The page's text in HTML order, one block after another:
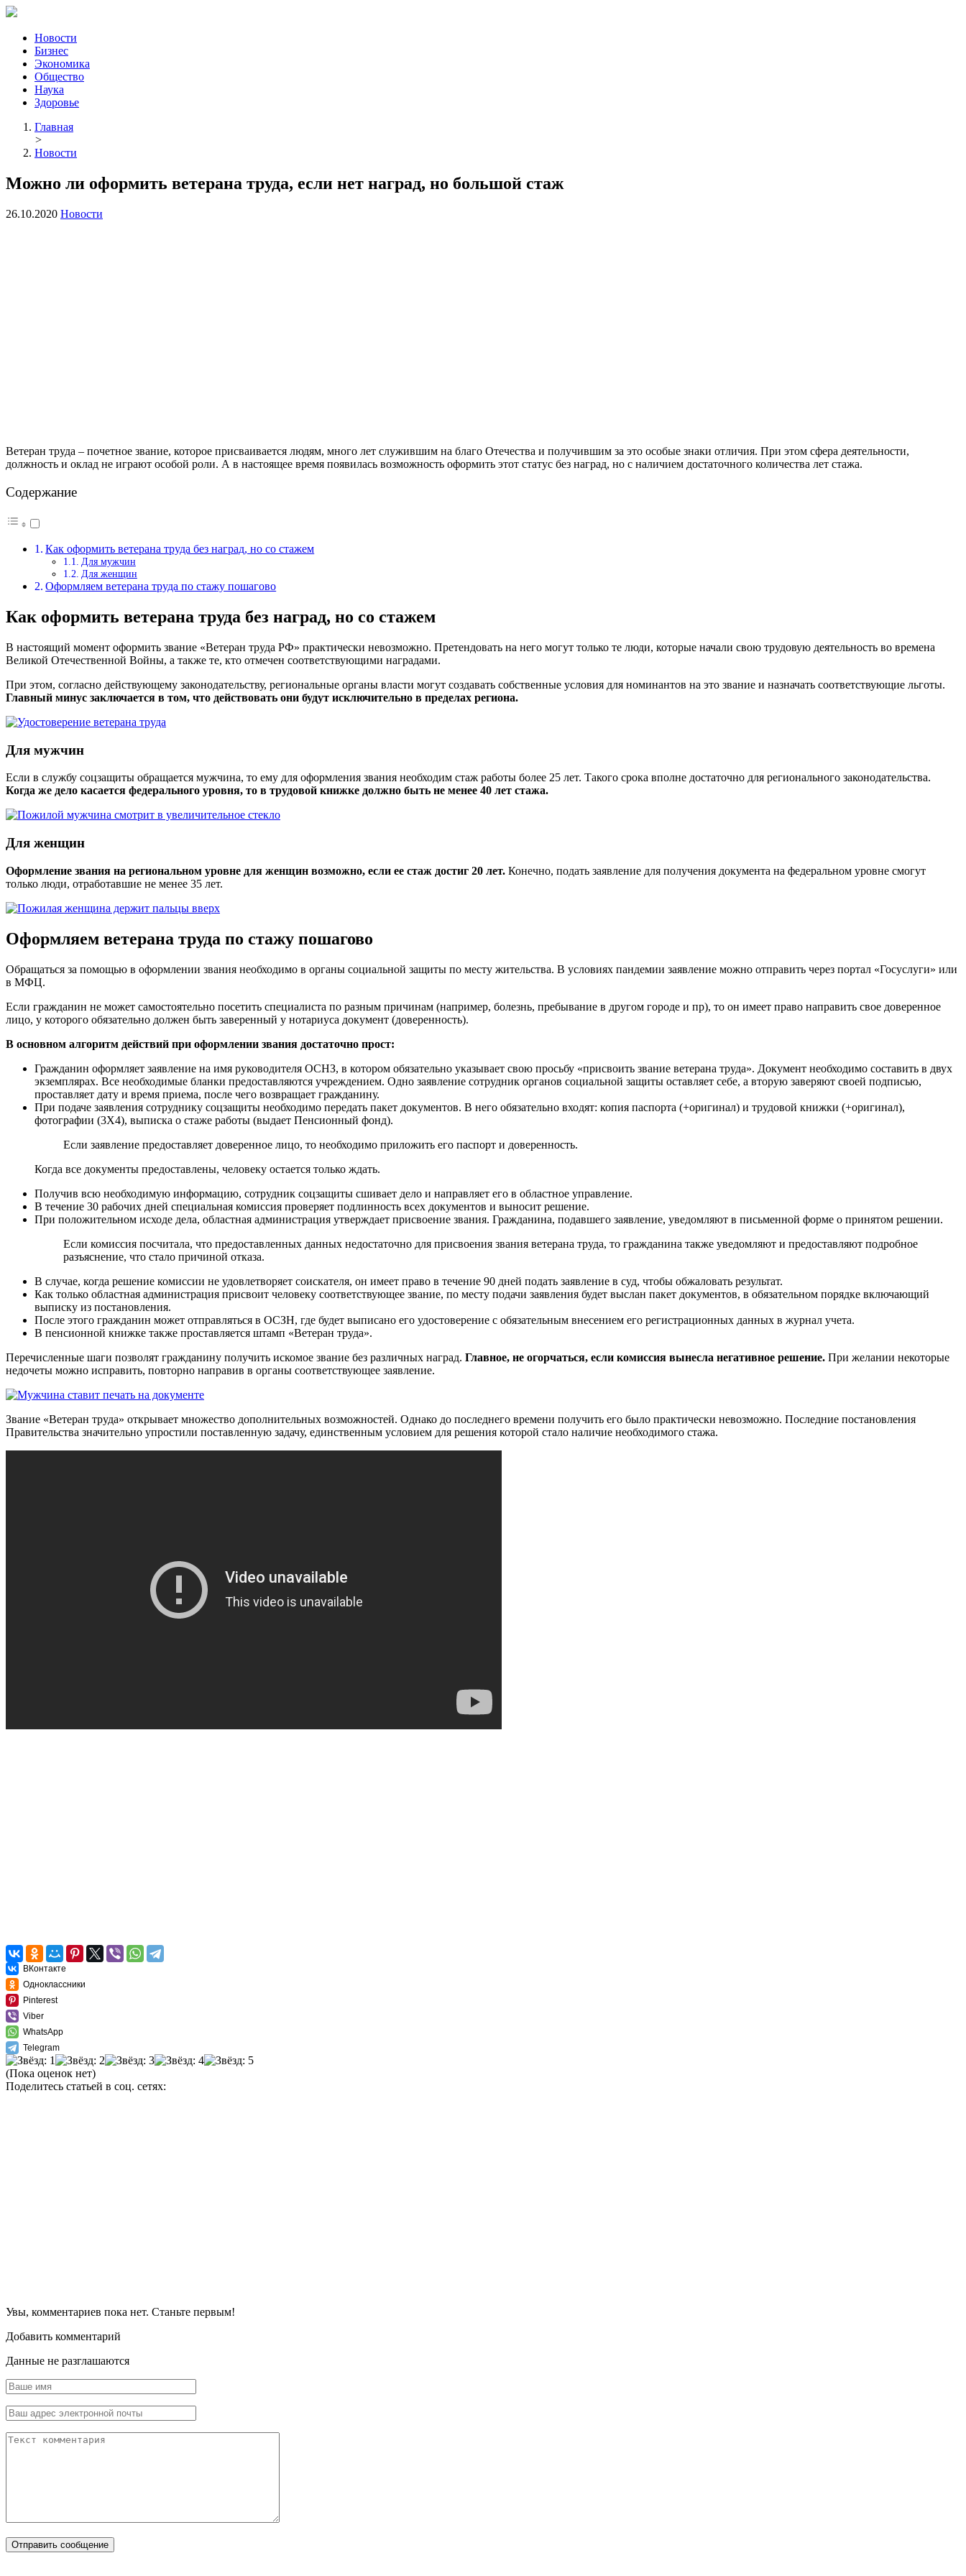
Новости
Бизнес
Экономика
Общество
Наука
Здоровье
Главная
>
Новости
Можно ли оформить ветерана труда, если нет наград, но большой стаж
26.10.2020 Новости
Ветеран труда – почетное звание, которое присваивается людям, много лет служившим на благо Отечества и получившим за это особые знаки отличия. При этом сфера деятельности,
должность и оклад не играют особой роли. А в настоящее время появилась возможность оформить этот статус без наград, но с наличием достаточного количества лет стажа.
Содержание
Как оформить ветерана труда без наград, но со стажем
Для мужчин
Для женщин
Оформляем ветерана труда по стажу пошагово
Как оформить ветерана труда без наград, но со стажем
В настоящий момент оформить звание «Ветеран труда РФ» практически невозможно. Претендовать на него могут только те люди, которые начали свою трудовую деятельность во времена
Великой Отечественной Войны, а также те, кто отмечен соответствующими наградами.
При этом, согласно действующему законодательству, региональные органы власти могут создавать собственные условия для номинантов на это звание и назначать соответствующие льготы.
Главный минус заключается в том, что действовать они будут исключительно в пределах региона.
Для мужчин
Если в службу соцзащиты обращается мужчина, то ему для оформления звания необходим стаж работы более 25 лет. Такого срока вполне достаточно для регионального законодательства.
Когда же дело касается федерального уровня, то в трудовой книжке должно быть не менее 40 лет стажа.
Для женщин
Оформление звания на региональном уровне для женщин возможно, если ее стаж достиг 20 лет. Конечно, подать заявление для получения документа на федеральном уровне смогут
только люди, отработавшие не менее 35 лет.
Оформляем ветерана труда по стажу пошагово
Обращаться за помощью в оформлении звания необходимо в органы социальной защиты по месту жительства. В условиях пандемии заявление можно отправить через портал «Госуслуги» или
в МФЦ.
Если гражданин не может самостоятельно посетить специалиста по разным причинам (например, болезнь, пребывание в другом городе и пр), то он имеет право направить свое доверенное
лицо, у которого обязательно должен быть заверенный у нотариуса документ (доверенность).
В основном алгоритм действий при оформлении звания достаточно прост:
Гражданин оформляет заявление на имя руководителя ОСНЗ, в котором обязательно указывает свою просьбу «присвоить звание ветерана труда». Документ необходимо составить в двух
экземплярах. Все необходимые бланки предоставляются учреждением. Одно заявление сотрудник органов социальной защиты оставляет себе, а вторую заверяют своей подписью,
проставляет дату и время приема, после чего возвращает гражданину.
При подаче заявления сотруднику соцзащиты необходимо передать пакет документов. В него обязательно входят: копия паспорта (+оригинал) и трудовой книжки (+оригинал),
фотографии (3Х4), выписка о стаже работы (выдает Пенсионный фонд).
Если заявление предоставляет доверенное лицо, то необходимо приложить его паспорт и доверенность.
Когда все документы предоставлены, человеку остается только ждать.
Получив всю необходимую информацию, сотрудник соцзащиты сшивает дело и направляет его в областное управление.
В течение 30 рабочих дней специальная комиссия проверяет подлинность всех документов и выносит решение.
При положительном исходе дела, областная администрация утверждает присвоение звания. Гражданина, подавшего заявление, уведомляют в письменной форме о принятом решении.
Если комиссия посчитала, что предоставленных данных недостаточно для присвоения звания ветерана труда, то гражданина также уведомляют и предоставляют подробное
разъяснение, что стало причиной отказа.
В случае, когда решение комиссии не удовлетворяет соискателя, он имеет право в течение 90 дней подать заявление в суд, чтобы обжаловать результат.
Как только областная администрация присвоит человеку соответствующее звание, по месту подачи заявления будет выслан пакет документов, в обязательном порядке включающий
выписку из постановления.
После этого гражданин может отправляться в ОСЗН, где будет выписано его удостоверение с обязательным внесением его регистрационных данных в журнал учета.
В пенсионной книжке также проставляется штамп «Ветеран труда».
Перечисленные шаги позволят гражданину получить искомое звание без различных наград. Главное, не огорчаться, если комиссия вынесла негативное решение. При желании некоторые
недочеты можно исправить, повторно направив в органы соответствующее заявление.
Звание «Ветеран труда» открывает множество дополнительных возможностей. Однако до последнего времени получить его было практически невозможно. Последние постановления
Правительства значительно упростили поставленную задачу, единственным условием для решения которой стало наличие необходимого стажа.
ВКонтакте
Одноклассники
Pinterest
Viber
WhatsApp
Telegram
(Пока оценок нет)
Поделитесь статьей в соц. сетях:
Увы, комментариев пока нет. Станьте первым!
Добавить комментарий
Данные не разглашаются